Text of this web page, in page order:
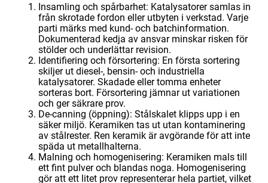
Insamling och spårbarhet: Katalysatorer samlas in
från skrotade fordon eller utbyten i verkstad. Varje
parti märks med kund- och batchinformation.
Dokumenterad kedja av ansvar minskar risken för
stölder och underlättar revision.
Identifiering och försortering: En första sortering
skiljer ut diesel-, bensin- och industriella
katalysatorer. Skadade eller tomma enheter
sorteras bort. Försortering jämnar ut variationen
och ger säkrare prov.
De-canning (öppning): Stålskalet klipps upp i en
säker miljö. Keramiken tas ut utan kontaminering
av stålrester. Ren keramik är avgörande för att inte
späda ut metallhalterna.
Malning och homogenisering: Keramiken mals till
ett fint pulver och blandas noga. Homogenisering
gör att ett litet prov representerar hela partiet, vilket